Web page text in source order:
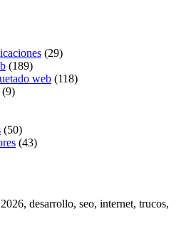
(29)
(189)
web (118)
(9)
(50)
(43)
desarrollo, seo, internet, trucos,